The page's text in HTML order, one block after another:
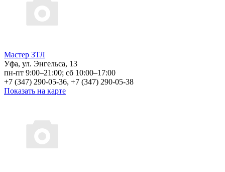
Мастер ЗТЛ
Уфа, ул. Энгельса, 13
пн-пт 9:00–21:00; сб 10:00–17:00
+7 (347) 290-05-36, +7 (347) 290-05-38
Показать на карте